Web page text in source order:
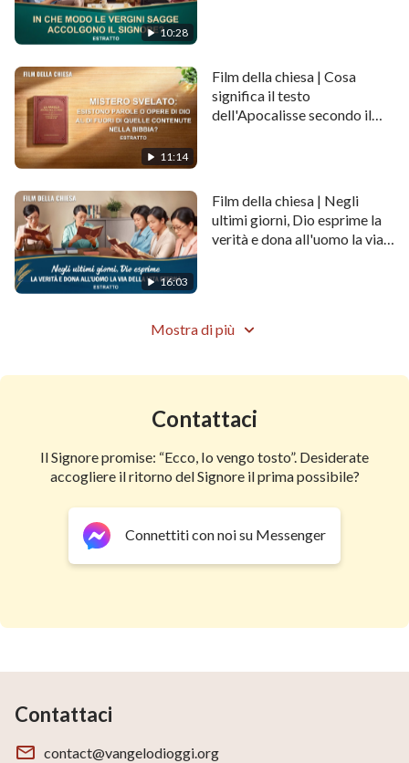
10:28
11:14
Film della chiesa | Cosa
significa il testo
dell'Apocalisse secondo il
16:03
Film della chiesa | Negli
ultimi giorni, Dio esprime la
verità e dona all'uomo la via
Mostra di più
Contattaci
Il Signore promise: “Ecco, Io vengo tosto”. Desiderate
accogliere il ritorno del Signore il prima possibile?
Connettiti con noi su Messenger
Contattaci
contact@vangelodioggi.org